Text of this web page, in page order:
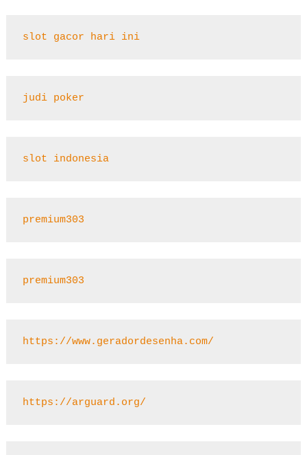
slot gacor hari ini
judi poker
slot indonesia
premium303
premium303
https://www.geradordesenha.com/
https://arguard.org/